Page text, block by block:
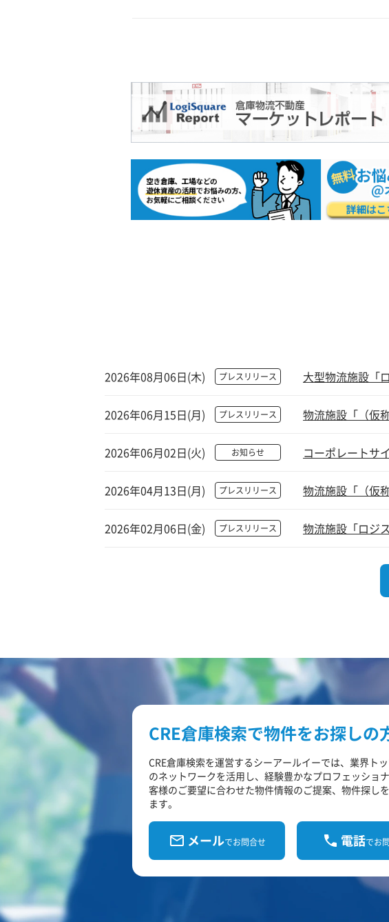
2026年08月06日(木) プレスリリース 大型物流施設「
2026年06月15日(月) プレスリリース 物流施設「（仮
2026年06月02日(火) お知らせ コーポレートサ
2026年04月13日(月) プレスリリース 物流施設「（仮
2026年02月06日(金) プレスリリース 物流施設「ロジ
CRE倉庫検索で物件をお探しの
CRE倉庫検索を運営するシーアールイーでは、業界ト
のネットワークを活用し、経験豊かなプロフェッショ
客様のご要望に合わせた物件情報のご提案、物件探し
ます。
メールでお問合せ 電話でお